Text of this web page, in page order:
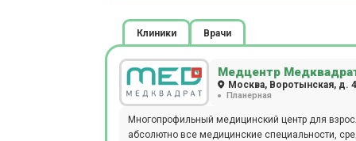
Клиники Врачи
Медцентр
Москва, Воротынская, д. 4
Планерная
Многопрофильный медицинский центр для
абсолютно все медицинские специальности,